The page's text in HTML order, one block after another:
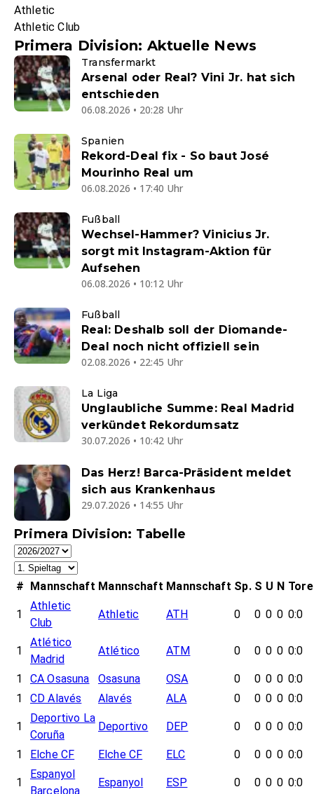
Athletic
Athletic Club
Primera Division: Aktuelle News
Transfermarkt
Arsenal oder Real? Vini Jr. hat sich
entschieden
06.08.2026 • 20:28 Uhr
Spanien
Rekord-Deal fix - So baut José
Mourinho Real um
06.08.2026 • 17:40 Uhr
Fußball
Wechsel-Hammer? Vinicius Jr.
sorgt mit Instagram-Aktion für
Aufsehen
06.08.2026 • 10:12 Uhr
Fußball
Real: Deshalb soll der Diomande-
Deal noch nicht offiziell sein
02.08.2026 • 22:45 Uhr
La Liga
Unglaubliche Summe: Real Madrid
verkündet Rekordumsatz
30.07.2026 • 10:42 Uhr
Das Herz! Barca-Präsident meldet
sich aus Krankenhaus
29.07.2026 • 14:55 Uhr
Primera Division: Tabelle
# Mannschaft Mannschaft Mannschaft Sp. S U N Tore
1
Athletic
Club
Athletic ATH 0 0 0 0 0:0
1
Atlético
Madrid
Atlético ATM 0 0 0 0 0:0
1 CA Osasuna Osasuna OSA 0 0 0 0 0:0
1
CD Alavés Alavés ALA 0 0 0 0 0:0
1
Deportivo La
Coruña
Deportivo DEP 0 0 0 0 0:0
1 Elche CF Elche CF ELC 0 0 0 0 0:0
1
Espanyol
Barcelona
Espanyol ESP 0 0 0 0 0:0